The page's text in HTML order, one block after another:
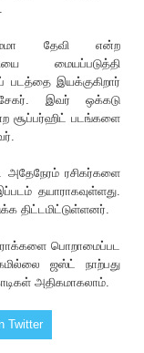
தேவி என்ற
மையப்படுத்தி
படத்தை இயக்குகிறார்
இவர் ஒக்கடு
சூப்பர்ஹிட் படங்களை
ரசிகர்களை
தயாராகவுள்ளது.
திட்டமிட்டுள்ளனர்.
பொறாமைப்பட
ஜஸ்ட் நாற்பது
அதிகமாகலாம்.
Twitter